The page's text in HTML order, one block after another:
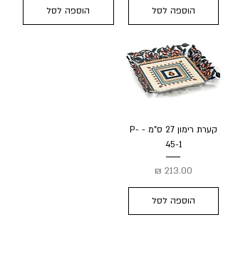
הוספה לסל הוספה לסל
קערת רימון 27 ס"מ - P-
45-1
מחיר
הוספה לסל